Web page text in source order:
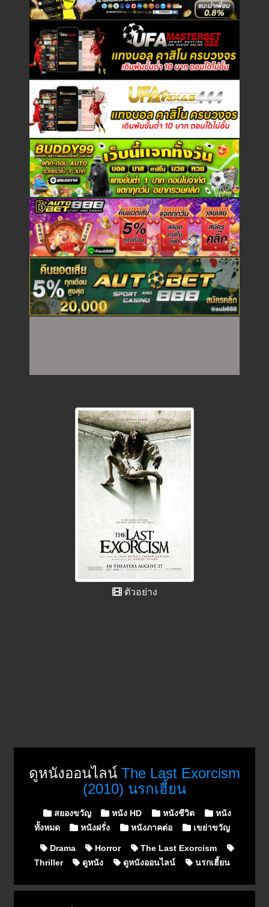
ตัวอย่าง
ดูหนังออนไลน์ The Last Exorcism
(2010) นรกเฮี้ยน
Posted in
สยองขวัญ หนัง HD หนังชีวิต
หนัง
ทั้งหมด
หนังฝรั่ง หนังภาคต่อ เขย่าขวัญ
Drama Horror
The Last Exorcism
Thriller
ดูหนัง ดูหนังออนไลน์ นรกเฮี้ยน